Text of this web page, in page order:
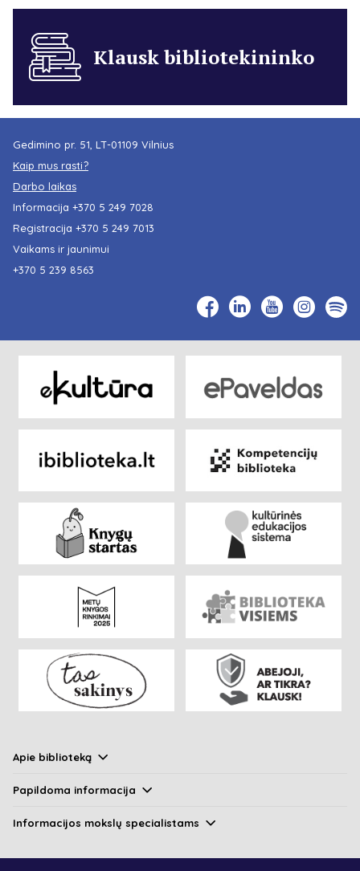
Klausk bibliotekininko
Gedimino pr. 51, LT-01109 Vilnius
Kaip mus rasti?
Darbo laikas
Informacija +370 5 249 7028
Registracija +370 5 249 7013
Vaikams ir jaunimui
+370 5 239 8563
Apie biblioteką
Papildoma informacija
Informacijos mokslų specialistams